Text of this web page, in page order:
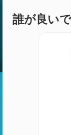
誰が良い